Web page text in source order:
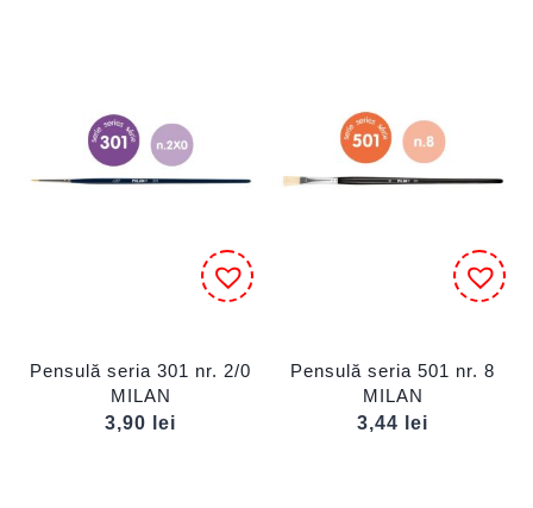
Pensulă seria 301 nr. 2/0
MILAN
3,90
lei
Pensulă seria 501 nr. 8
MILAN
3,44
lei